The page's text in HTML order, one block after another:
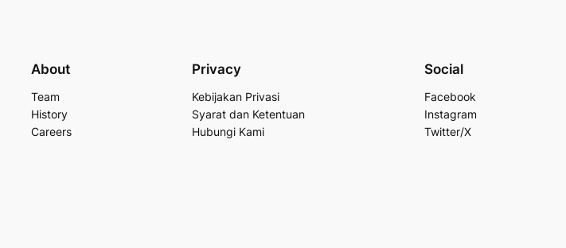
About
Team
History
Careers
Privacy
Kebijakan Privasi
Syarat dan Ketentuan
Hubungi Kami
Social
Facebook
Instagram
Twitter/X